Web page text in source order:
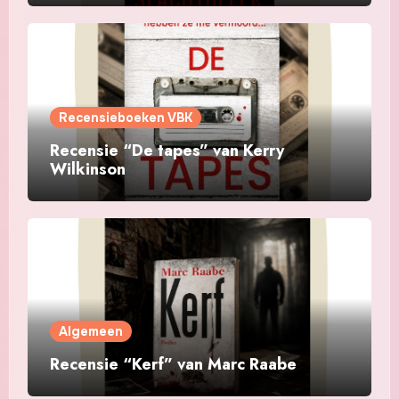
Recensieboeken VBK
Recensie “De tapes” van Kerry
Wilkinson
Algemeen
Recensie “Kerf” van Marc Raabe